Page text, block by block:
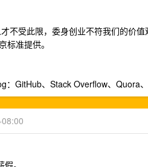
不受此限，委身创业不符我们的价值
标准提供。
：GitHub、Stack Overflow、Quora
。